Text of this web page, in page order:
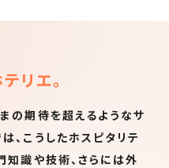
リエ。
の期待を超えるようなサ
、こうしたホスピタリテ
知識や技術、さらには外